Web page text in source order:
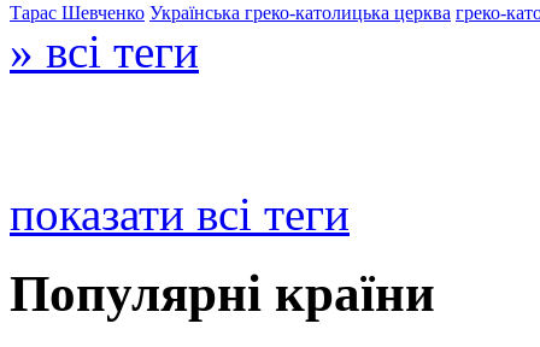
Тарас Шевченко Українська греко-католицька церква греко-
» всі теги
показати всі теги
Популярні країни